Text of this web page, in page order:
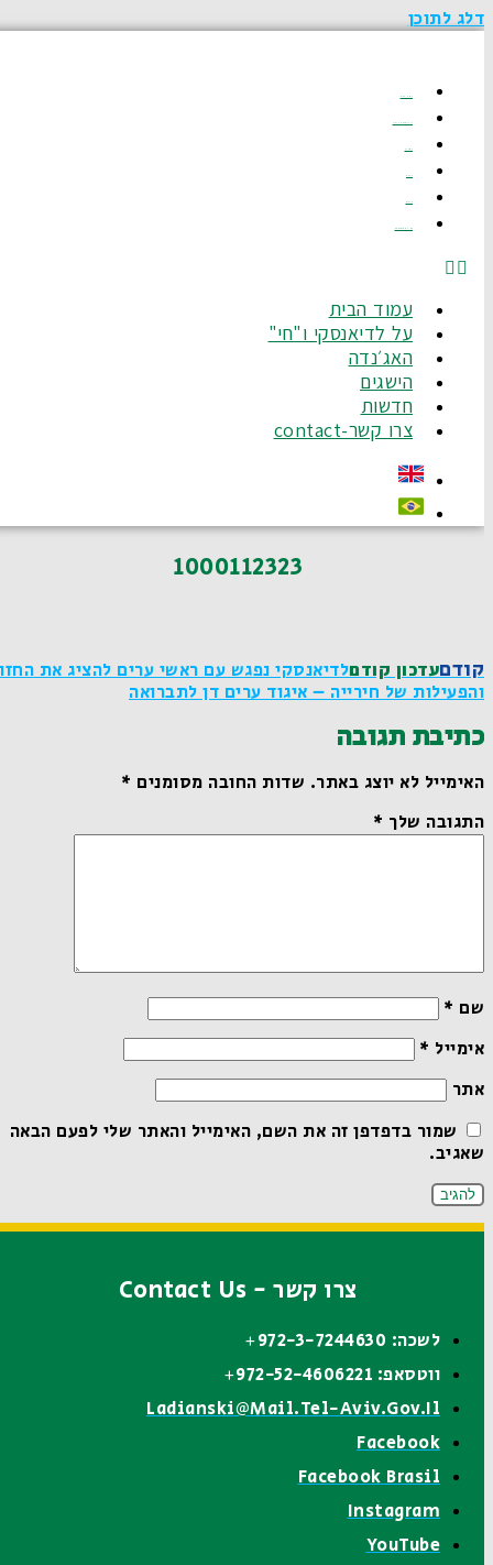
דלג לתוכן
עמוד הבית
על לדיאנסקי ו"חי"
האג׳נדה
הישגים
חדשות
צרו קשר-contact
1000112323
קודםעדכון קודםלדיאנסקי נפגש עם ראשי ערים להציג את החזון
והפעילות של חירייה – איגוד ערים דן לתברואה
כתיבת תגובה
האימייל לא יוצג באתר.שדות החובה מסומנים*
התגובה שלך*
שם*
אימייל*
אתר
שמור בדפדפן זה את השם, האימייל והאתר שלי לפעם הבאה
שאגיב.
צרו קשר - Contact Us
לשכה: 972-3-7244630+
ווטסאפ: 972-52-4606221+
Ladianski@mail.tel-Aviv.gov.il
Facebook
Facebook Brasil
Instagram
YouTube